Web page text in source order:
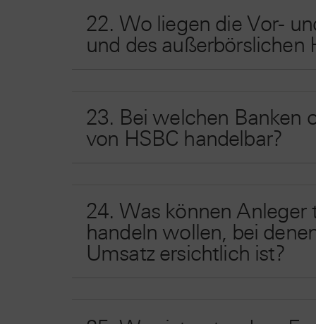
22. Wo liegen die Vor-
und des außerbörslichen
23. Bei welchen Banken
von HSBC handelbar?
24. Was können Anleger
handeln wollen, bei
Umsatz ersichtlich ist?